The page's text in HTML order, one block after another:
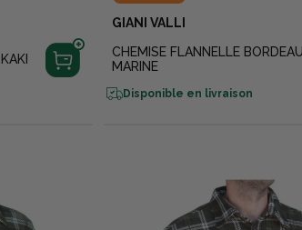
GIANI VALLI
CHEMISE FLANNELLE
MARINE
Disponible en livraison